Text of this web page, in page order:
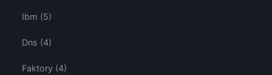
Ibm (5)
Dns (4)
Faktory (4)